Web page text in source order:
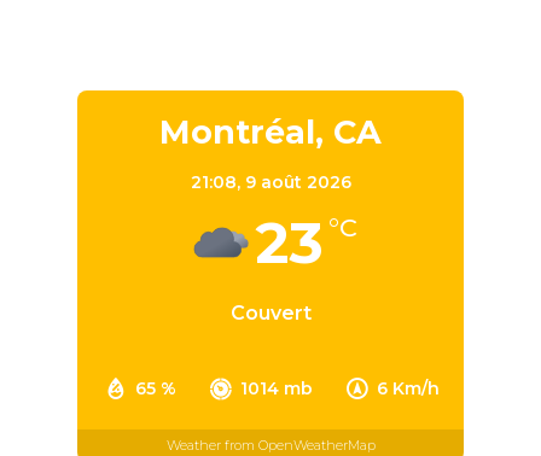
Montréal, CA
21:08, 9 août 2026
23 °C
Couvert
65 % 1014 mb 6 Km/h
Weather from OpenWeatherMap